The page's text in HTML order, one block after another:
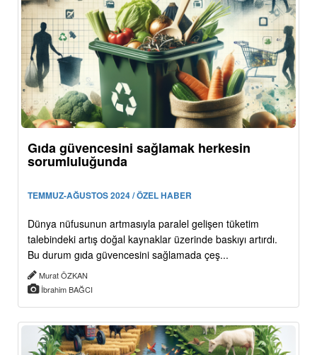
Gıda güvencesini sağlamak herkesin
sorumluluğunda
TEMMUZ-AĞUSTOS 2024 / ÖZEL HABER
Dünya nüfusunun artmasıyla paralel gelişen tüketim
talebindeki artış doğal kaynaklar üzerinde baskıyı artırdı.
Bu durum gıda güvencesini sağlamada çeş...
Murat ÖZKAN
İbrahim BAĞCI